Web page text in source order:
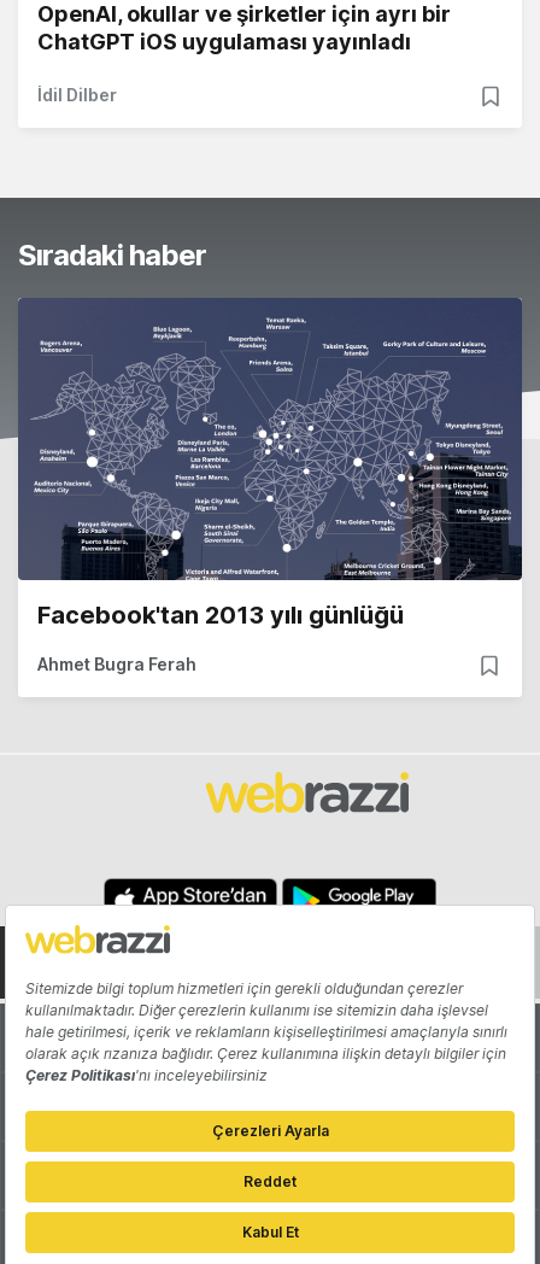
OpenAI, okullar ve şirketler için ayrı bir
ChatGPT iOS uygulaması yayınladı
İdil Dilber
Sıradaki haber
Facebook'tan 2013 yılı günlüğü
Ahmet Bugra Ferah
Hakkında Yazarlar
Katkıda Bulun Reklam